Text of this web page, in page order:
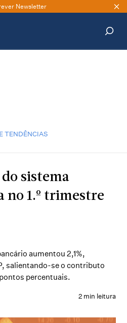
Newsletter
TENDÊNCIAS
sistema
no 1.º trimestre
aumentou 2,1%,
salientando-se o contributo
percentuais.
2 min leitura